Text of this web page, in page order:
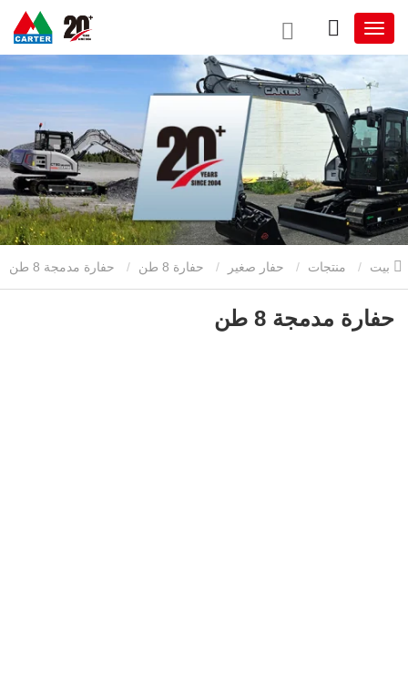
منتجات حفار صغير حفارة 8 طن
حفارة مدمجة 8 طن